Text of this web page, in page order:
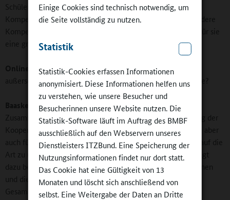
Einige Cookies sind technisch notwendig, um
die Seite vollständig zu nutzen.
Statistik
Statistik-Cookies erfassen Informationen
anonymisiert. Diese Informationen helfen uns
zu verstehen, wie unsere Besucher und
Besucherinnen unsere Website nutzen. Die
Statistik-Software läuft im Auftrag des BMBF
ausschließlich auf den Webservern unseres
Dienstleisters ITZBund. Eine Speicherung der
Nutzungsinformationen findet nur dort statt.
Das Cookie hat eine Gültigkeit von 13
Monaten und löscht sich anschließend von
selbst. Eine Weitergabe der Daten an Dritte
Schülerinnen und Schüler mit sehr unterschiedlichen
Kompetenzen die Schule besuchen: Im Ganztag können andere
Kompetenzen aufgerufen und entwickelt werden – das ist für sie
eine große Chance.
Online-Redaktion:Wie wichtig sind Kooperationen mit
außerschulischen Partnern, zum Beispiel mit der Jugendhilfe?
Baaske:
Das ist natürlich wichtig. Wir wissen aus vielen
Zusammenhängen um die außerordentlich große Bedeutung der
Kooperation mit Externen für die Schülerinnen und Schüler, aber
auch für die Lehrkräfte. Der „fremde“ Blick auf die Schule, auf die
Art zu unterrichten, aber auch auf den einzelnen Schüler trägt
dazu bei, sich von einseitigen Zuschreibungen lösen zu können
und die Schülerinnen und Schüler eher in ihrer
Gesamtpersönlichkeit zu sehen.